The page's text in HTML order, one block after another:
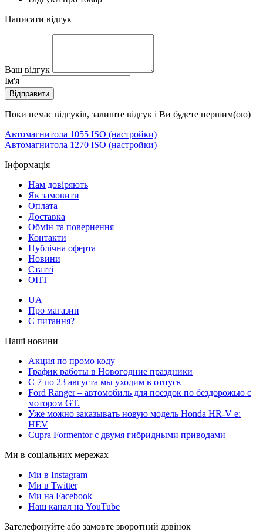
Написати відгук
Ваш відгук
Ім'я
Відправити
Поки немає відгуків, залиште відгук і Ви будете першим(ою)
Автомагнитола 1055 ISO (настройки)
Автомагнитола 1270 ISO (настройки)
Інформація
Нам довіряють
Як замовити
Оплата
Доставка
Обмін та повернення
Контакти
Публічна оферта
Новини
Статті
ОПТ
UA
Про магазин
Є питання?
Наші новини
Акция по промо коду
График работы в Новогодние праздники
С 7 по 23 августа мы уходим в отпуск
Ford Ranger – автомобиль для поездок по бездорожью с
мотором GT.
Уже можно заказывать новую модель Honda HR-V e:
HEV
Cupra Formentor с двумя гибридными приводами
Ми в соціальних мережах
Ми в Instagram
Ми в Twitter
Ми на Facebook
Наш канал на YouTube
Зателефонуйте або замовте зворотний дзвінок